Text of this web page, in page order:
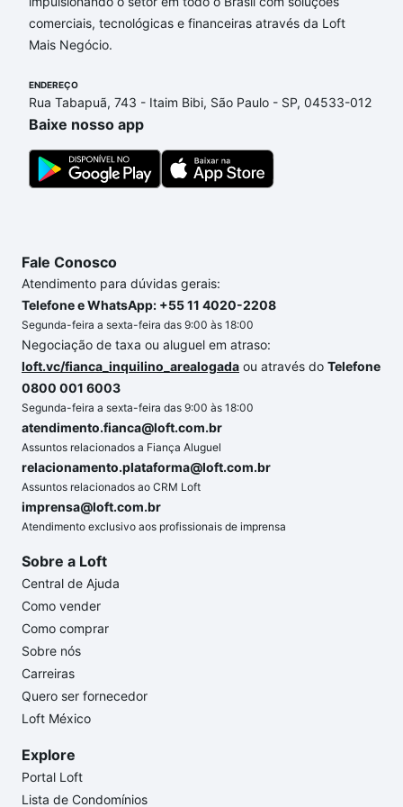
adequar ao seu orçamento. Se ainda tem alguma
dúvida dos custos envolvidos no processo de
um apartamento
o imóvel dos seus sonhos com segurança e
conforto. Loft, com você até as chaves.
comerciais, tecnológicas e financeiras através da Loft
Mais Negócio.
ENDEREÇO
Rua Tabapuã, 743 - Itaim Bibi, São Paulo - SP, 04533-012
Baixe nosso app
Fale Conosco
Atendimento para dúvidas gerais:
Telefone e WhatsApp: +55 11 4020-2208
Segunda-feira a sexta-feira das 9:00 às 18:00
Negociação de taxa ou aluguel em atraso:
loft.vc/fianca_inquilino_arealogada ou através do Telefone
0800 001 6003
Segunda-feira a sexta-feira das 9:00 às 18:00
atendimento.fianca@loft.com.br
Assuntos relacionados a Fiança Aluguel
relacionamento.plataforma@loft.com.br
Assuntos relacionados ao CRM Loft
imprensa@loft.com.br
Atendimento exclusivo aos profissionais de imprensa
Sobre a Loft
Central de Ajuda
Como vender
Como comprar
Sobre nós
Carreiras
Quero ser fornecedor
Loft México
Explore
Portal Loft
Lista de Condomínios